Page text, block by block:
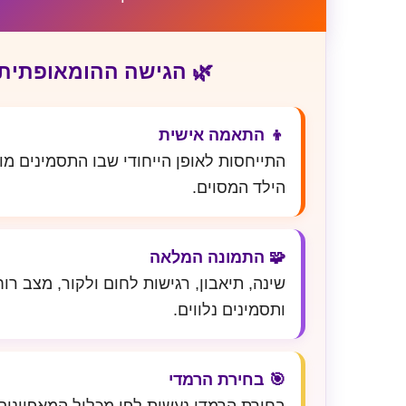
🌿 הגישה
👦 התאמה אישית
התייחסות לאופן הייחודי שבו התסמינים
הילד המסוים.
🧩 התמונה המלאה
שינה, תיאבון, רגישות לחום ולקור, מצב
ותסמינים נלווים.
🎯 בחירת הרמדי